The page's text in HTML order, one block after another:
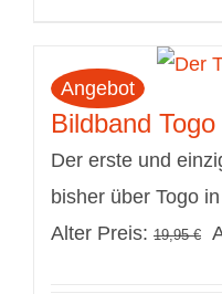
Angebot
Bildband Togo
Der erste und
bisher über Togo
Alter Preis: 19,95€